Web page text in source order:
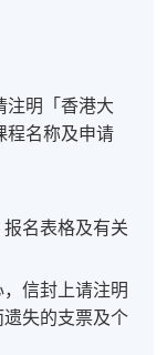
注明「香港大
程名称及申请
名表格及有关
信封上请注明
遗失的支票及个